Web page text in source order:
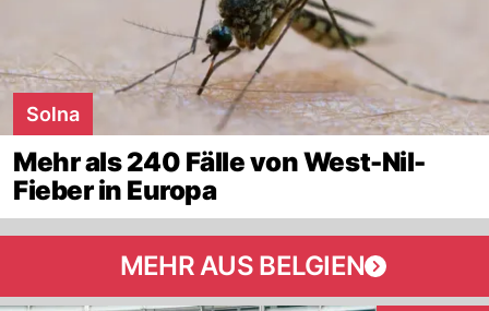
Solna
Mehr als 240 Fälle von West-Nil-
Fieber in Europa
MEHR AUS BELGIEN